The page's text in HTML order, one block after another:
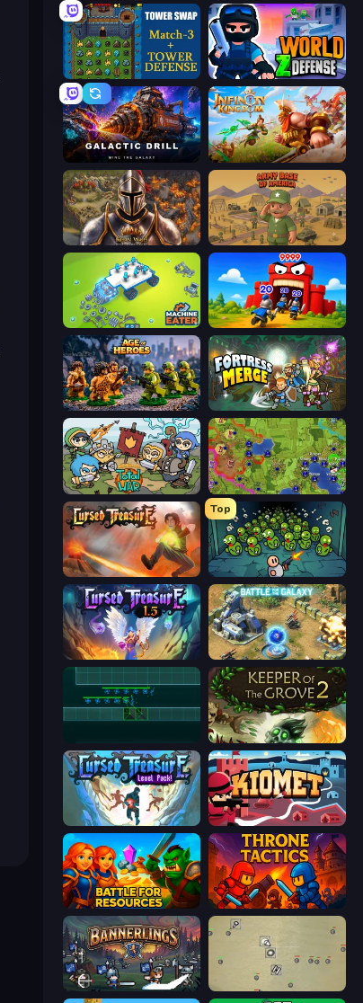
Tower Swap World Z Defense - Zombie Defense
Galactic Drill Infinity Kingdom
Khan Wars Army Base Of America
Machine Eater TimeWarriors
Age of Heroes Fortress Merge
Raid Heroes: Total War Hex Empire
Cursed Treasure
Top
Base Defence
Cursed Treasure 1.5 Battle for the Galaxy
Keeper of the Grove 2
Cursed Treasure Level Pack Kiomet
Battle for Resources Throne Tactics
Bannerlings Desktop Tower Defense